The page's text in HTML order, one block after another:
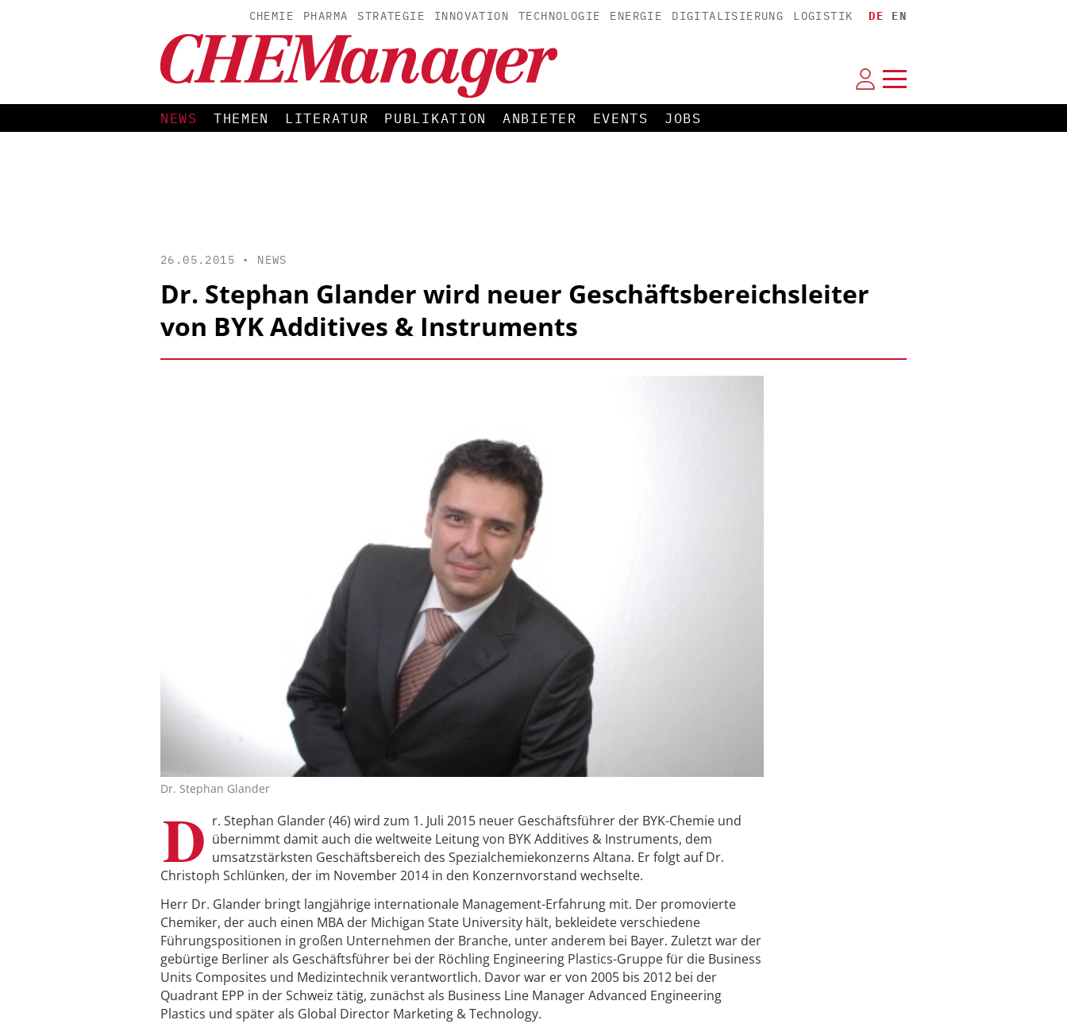
CHEMIE PHARMA STRATEGIE INNOVATION TECHNOLOGIE ENERGIE DIGITALISIERUNG LOGISTIK DE EN
NEWS THEMEN LITERATUR PUBLIKATION ANBIETER EVENTS JOBS
26.05.2015 • NEWS
Dr. Stephan Glander wird neuer Geschäftsbereichsleiter
von BYK Additives & Instruments
Dr. Stephan Glander
D r. Stephan Glander (46) wird zum 1. Juli 2015 neuer Geschäftsführer der BYK-Chemie und
übernimmt damit auch die weltweite Leitung von BYK Additives & Instruments, dem
umsatzstärksten Geschäftsbereich des Spezialchemiekonzerns Altana. Er folgt auf Dr.
Christoph Schlünken, der im November 2014 in den Konzernvorstand wechselte.
Herr Dr. Glander bringt langjährige internationale Management-Erfahrung mit. Der promovierte
Chemiker, der auch einen MBA der Michigan State University hält, bekleidete verschiedene
Führungspositionen in großen Unternehmen der Branche, unter anderem bei Bayer. Zuletzt war der
gebürtige Berliner als Geschäftsführer bei der Röchling Engineering Plastics-Gruppe für die Business
Units Composites und Medizintechnik verantwortlich. Davor war er von 2005 bis 2012 bei der
Quadrant EPP in der Schweiz tätig, zunächst als Business Line Manager Advanced Engineering
Plastics und später als Global Director Marketing & Technology.